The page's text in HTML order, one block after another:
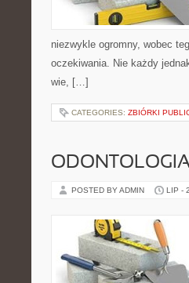
niezwykle ogromny, wobec
oczekiwania. Nie każdy
wie, […]
CATEGORIES: ZBIÓRKI
POSTED BY ADMIN LIP -